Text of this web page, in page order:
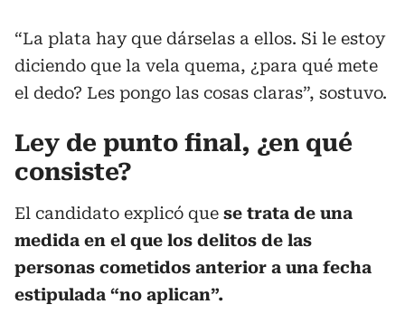
“La plata hay que dárselas a ellos. Si le estoy
diciendo que la vela quema, ¿para qué mete
el dedo? Les pongo las cosas claras”, sostuvo.
Ley de punto final, ¿en qué
consiste?
El candidato explicó que se trata de una
medida en el que los delitos de las
personas cometidos anterior a una fecha
estipulada “no aplican”.